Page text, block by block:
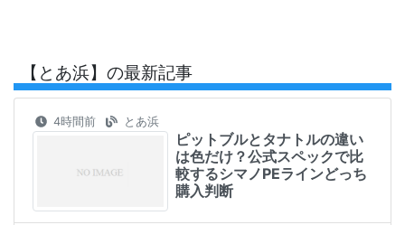
【とあ浜】の最新記事
4時間前 とあ浜
ピットブルとタナトルの違い
は色だけ？公式スペックで比
較するシマノPEラインどっち
購入判断